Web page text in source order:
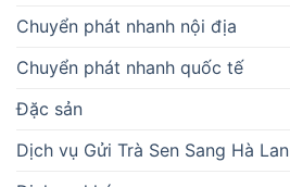
Chuyển phát nhanh nội địa
Chuyển phát nhanh quốc tế
Đặc sản
Dịch vụ Gửi Trà Sen Sang Hà Lan